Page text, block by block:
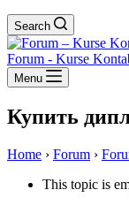
Search
Forum - Kurse
Menu
Купить
Home › Forum ›
This topic is